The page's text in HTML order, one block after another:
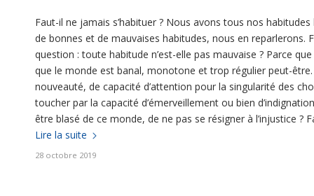
Faut-il ne jamais s’habituer ? Nous avons tous nos
de bonnes et de mauvaises habitudes, nous en
question : toute habitude n’est-elle pas mauvaise ? Parce
que le monde est banal, monotone et trop régulier peut-
nouveauté, de capacité d’attention pour la singularité des
toucher par la capacité d’émerveillement ou bien
être blasé de ce monde, de ne pas se résigner à l’injustice ?
Lire la suite
28 octobre 2019